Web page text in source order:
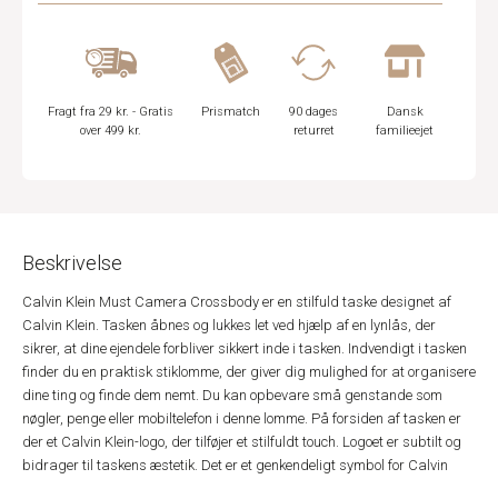
Fragt fra 29 kr. - Gratis
over 499 kr.
Prismatch
90 dages
returret
Dansk
familieejet
Beskrivelse
Calvin Klein Must Camera Crossbody er en stilfuld taske designet af
Calvin Klein. Tasken åbnes og lukkes let ved hjælp af en lynlås, der
sikrer, at dine ejendele forbliver sikkert inde i tasken. Indvendigt i tasken
finder du en praktisk stiklomme, der giver dig mulighed for at organisere
dine ting og finde dem nemt. Du kan opbevare små genstande som
nøgler, penge eller mobiltelefon i denne lomme. På forsiden af ​​tasken er
der et Calvin Klein-logo, der tilføjer et stilfuldt touch. Logoet er subtilt og
bidrager til taskens æstetik. Det er et genkendeligt symbol for Calvin